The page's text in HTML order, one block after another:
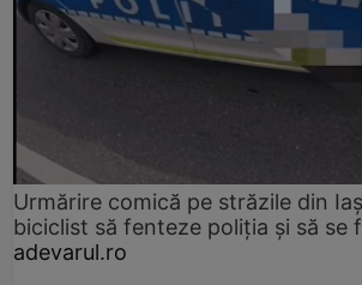
Urmărire comică pe străzile din
biciclist să fenteze poliția și să se
adevarul.ro